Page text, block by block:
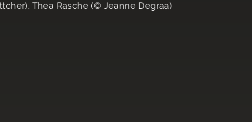
Thea Rasche (© Jeanne Degraa)